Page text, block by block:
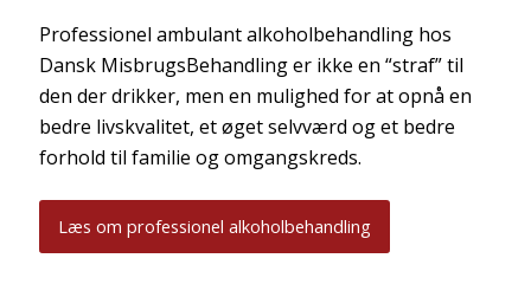
Professionel ambulant alkoholbehandling hos
Dansk MisbrugsBehandling er ikke en “straf” til
den der drikker, men en mulighed for at opnå en
bedre livskvalitet, et øget selvværd og et bedre
forhold til familie og omgangskreds.
Læs om professionel alkoholbehandling